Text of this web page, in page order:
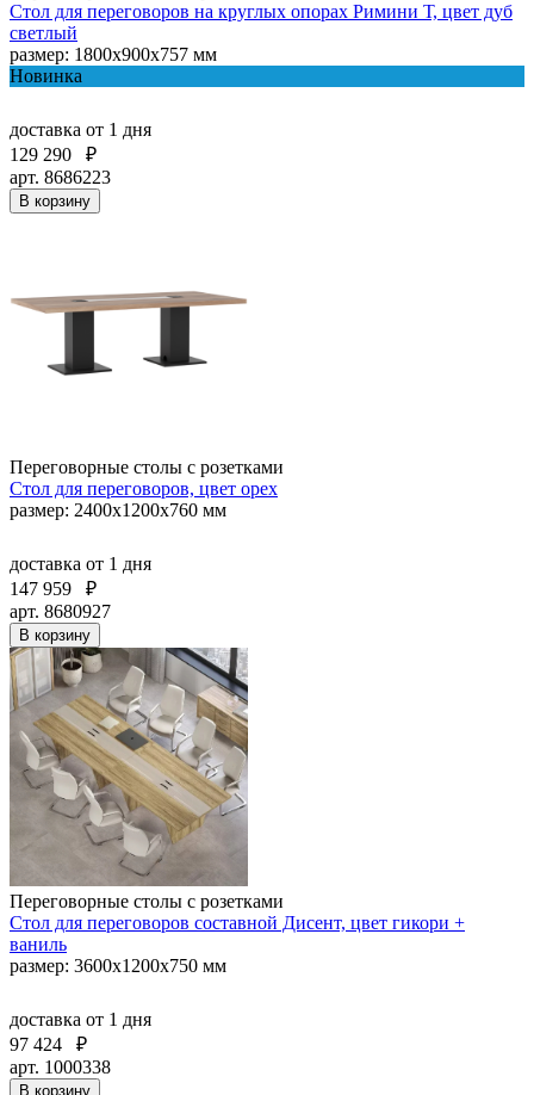
Стол для переговоров на круглых опорах Римини Т, цвет дуб
светлый
размер: 1800x900x757 мм
Новинка
доставка от 1 дня
129 290
₽
арт. 8686223
В корзину
Переговорные столы с розетками
Стол для переговоров, цвет орех
размер: 2400x1200x760 мм
доставка от 1 дня
147 959
₽
арт. 8680927
В корзину
Переговорные столы с розетками
Стол для переговоров составной Дисент, цвет гикори +
ваниль
размер: 3600х1200х750 мм
доставка от 1 дня
97 424
₽
арт. 1000338
В корзину